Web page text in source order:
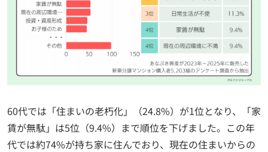
60代では「住まいの老朽化」（24.8%）が1位となり、「家
賃が無駄」は5位（9.4%）まで順位を下げました。この年
代では約74%が持ち家に住んでおり、現在の住まいからの